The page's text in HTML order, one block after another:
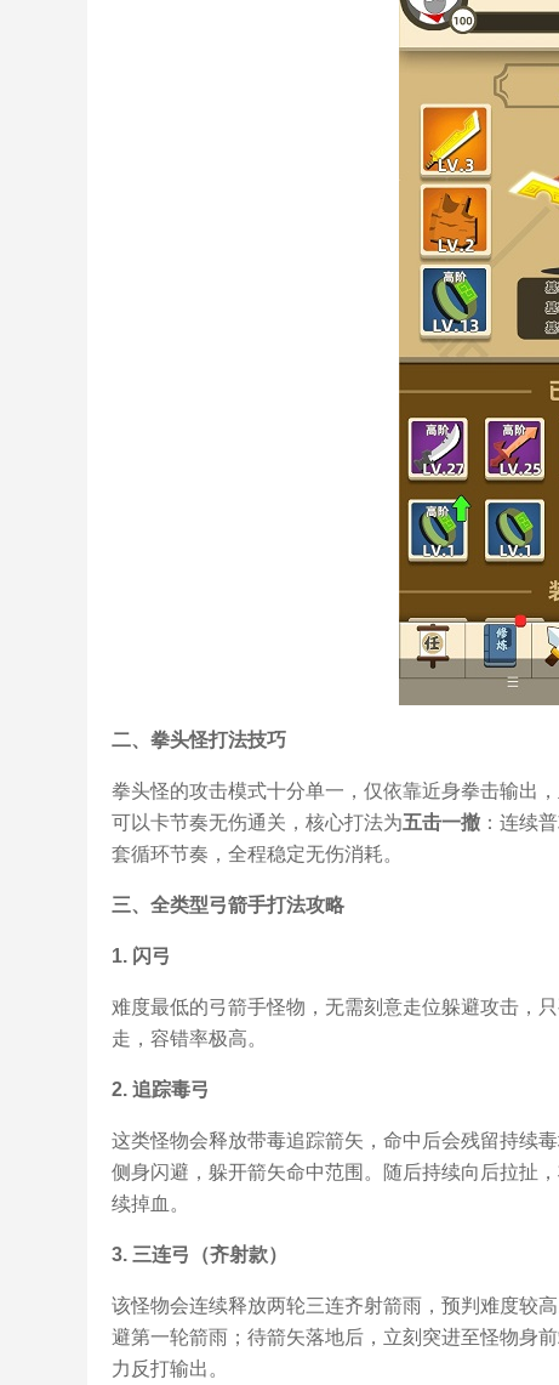
二、拳头怪打法技巧
拳头怪的攻击模式十分单一，仅依靠近身拳击输出
可以卡节奏无伤通关，核心打法为五击一撤 ：连续
套循环节奏，全程稳定无伤消耗。
三、全类型弓箭手打法攻略
1. 闪弓
难度最低的弓箭手怪物，无需刻意走位躲避攻击，
走，容错率极高。
2. 追踪毒弓
这类怪物会释放带毒追踪箭矢，命中后会残留持续
侧身闪避，躲开箭矢命中范围。随后持续向后拉扯
续掉血。
3. 三连弓（齐射款）
该怪物会连续释放两轮三连齐射箭雨，预判难度较
避第一轮箭雨；待箭矢落地后，立刻突进至怪物身
力反打输出。